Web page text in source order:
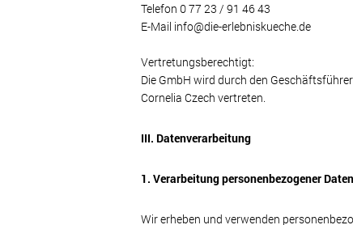
Telefon 0 77 23 / 91 46 43
E-Mail info@die-erlebniskueche.de
Vertretungsberechtigt:
Die GmbH wird durch den Geschäftsführer
Cornelia Czech vertreten.
III. Datenverarbeitung
1. Verarbeitung personenbezogener Daten
Wir erheben und verwenden